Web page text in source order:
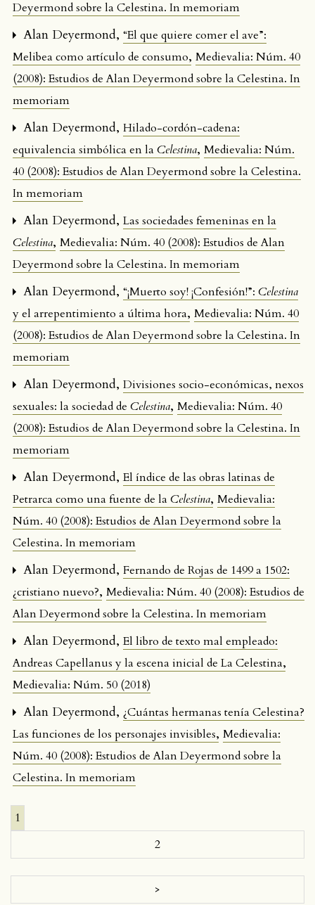
Deyermond sobre la Celestina. In memoriam
Alan Deyermond, “El que quiere comer el ave”:
Melibea como artículo de consumo, Medievalia: Núm. 40
(2008): Estudios de Alan Deyermond sobre la Celestina. In
memoriam
Alan Deyermond, Hilado-cordón-cadena:
equivalencia simbólica en la Celestina, Medievalia: Núm.
40 (2008): Estudios de Alan Deyermond sobre la Celestina.
In memoriam
Alan Deyermond, Las sociedades femeninas en la
Celestina, Medievalia: Núm. 40 (2008): Estudios de Alan
Deyermond sobre la Celestina. In memoriam
Alan Deyermond, “¡Muerto soy! ¡Confesión!”: Celestina
y el arrepentimiento a última hora, Medievalia: Núm. 40
(2008): Estudios de Alan Deyermond sobre la Celestina. In
memoriam
Alan Deyermond, Divisiones socio-económicas, nexos
sexuales: la sociedad de Celestina, Medievalia: Núm. 40
(2008): Estudios de Alan Deyermond sobre la Celestina. In
memoriam
Alan Deyermond,El índice de las obras latinas de
Petrarca como una fuente de la Celestina, Medievalia:
Núm. 40 (2008): Estudios de Alan Deyermond sobre la
Celestina. In memoriam
Alan Deyermond, Fernando de Rojas de 1499 a 1502:
¿cristiano nuevo?, Medievalia: Núm. 40 (2008): Estudios de
Alan Deyermond sobre la Celestina. In memoriam
Alan Deyermond,El libro de texto mal empleado:
Andreas Capellanus y la escena inicial de La Celestina,
Medievalia: Núm. 50 (2018)
Alan Deyermond, ¿Cuántas hermanas tenía Celestina?
Las funciones de los personajes invisibles, Medievalia:
Núm. 40 (2008): Estudios de Alan Deyermond sobre la
Celestina. In memoriam
1
2
>